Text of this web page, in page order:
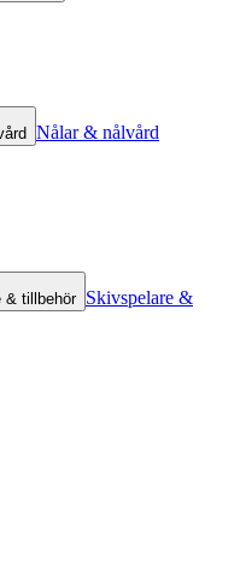
Nålar & nålvård
& tillbehör Skivspelare &